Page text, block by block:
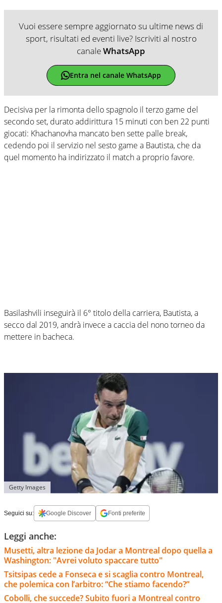
Vuoi essere sempre aggiornato su ultime news di
sport, risultati ed eventi live? Iscriviti al nostro
canaleWhatsApp
Entra nel canale WhatsApp
Decisiva per la rimonta dello spagnolo il terzo game del
secondo set, durato addirittura 15 minuti con ben 22 punti
giocati: Khachanovha mancato ben sette palle break,
cedendo poi il servizio nel sesto game a Bautista, che da
quel momento ha indirizzato il match a proprio favore.
Basilashvili inseguirà il 6° titolo della carriera, Bautista, a
secco dal 2019, andrà invece a caccia del nono torneo da
mettere in bacheca.
Getty Images
Seguici su: Google Discover Fonti preferite
Leggi anche:
Musetti, altra lezione da Jodar a Montreal dopo quella a
Washington: "Avrei voluto spaccare tutto"
Tsitsipas cede a Fonseca e si scaglia contro Montreal,
che polemica con l’arbitro: “Che stiamo facendo?”
Cobolli, che succede? Subito fuori a Montreal contro